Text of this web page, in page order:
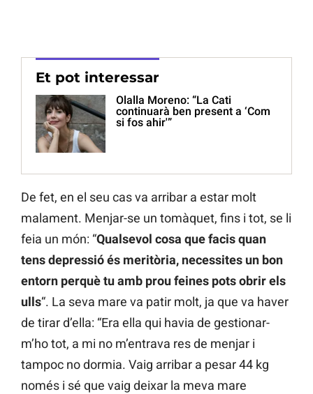
Et pot interessar
Olalla Moreno: “La Cati
continuarà ben present a ‘Com
si fos ahir'”
De fet, en el seu cas va arribar a estar molt
malament. Menjar-se un tomàquet, fins i tot, se li
feia un món: “Qualsevol cosa que facis quan
tens depressió és meritòria, necessites un bon
entorn perquè tu amb prou feines pots obrir els
ulls“. La seva mare va patir molt, ja que va haver
de tirar d’ella: “Era ella qui havia de gestionar-
m’ho tot, a mi no m’entrava res de menjar i
tampoc no dormia. Vaig arribar a pesar 44 kg
només i sé que vaig deixar la meva mare